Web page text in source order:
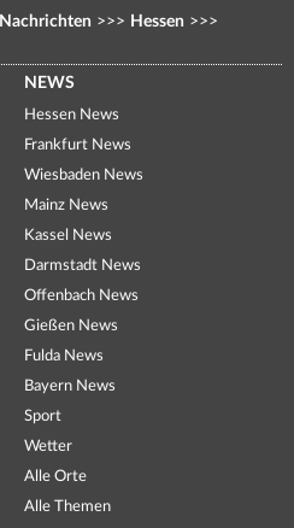
Nachrichten >>> Hessen >>>
NEWS
Hessen News
Frankfurt News
Wiesbaden News
Mainz News
Kassel News
Darmstadt News
Offenbach News
Gießen News
Fulda News
Bayern News
Sport
Wetter
Alle Orte
Alle Themen